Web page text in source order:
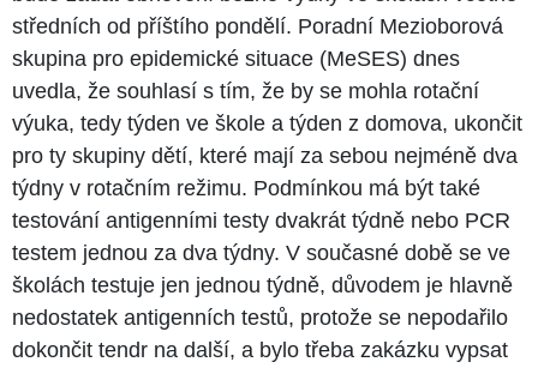
středních od příštího pondělí. Poradní Mezioborová
skupina pro epidemické situace (MeSES) dnes
uvedla, že souhlasí s tím, že by se mohla rotační
výuka, tedy týden ve škole a týden z domova, ukončit
pro ty skupiny dětí, které mají za sebou nejméně dva
týdny v rotačním režimu. Podmínkou má být také
testování antigenními testy dvakrát týdně nebo PCR
testem jednou za dva týdny. V současné době se ve
školách testuje jen jednou týdně, důvodem je hlavně
nedostatek antigenních testů, protože se nepodařilo
dokončit tendr na další, a bylo třeba zakázku vypsat